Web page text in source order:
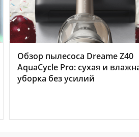
Обзор пылесоса Dreame Z40
AquaCycle Pro: сухая и
уборка без усилий